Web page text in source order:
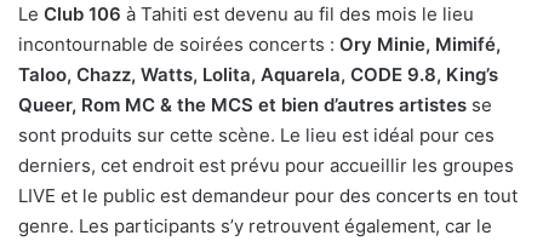
Le Club 106 à Tahiti est devenu au fil des mois le lieu
incontournable de soirées concerts : Ory Minie, Mimifé,
Taloo, Chazz, Watts, Lolita, Aquarela, CODE 9.8, King’s
Queer, Rom MC & the MCS et bien d’autres artistes se
sont produits sur cette scène. Le lieu est idéal pour ces
derniers, cet endroit est prévu pour accueillir les groupes
LIVE et le public est demandeur pour des concerts en tout
genre. Les participants s’y retrouvent également, car le